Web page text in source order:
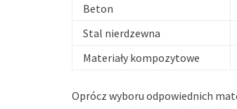
Beton
Stal nierdzewna
Materiały kompozytowe
Oprócz wyboru odpowiednich